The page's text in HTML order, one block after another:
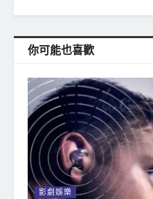
你可能也喜歡
影劇娛樂